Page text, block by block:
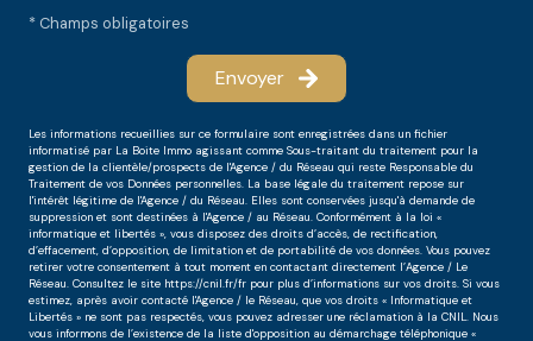
* Champs obligatoires
Envoyer
Les informations recueillies sur ce formulaire sont enregistrées dans un fichier
informatisé par La Boite Immo agissant comme Sous-traitant du traitement pour la
gestion de la clientèle/prospects de l'Agence / du Réseau qui reste Responsable du
Traitement de vos Données personnelles. La base légale du traitement repose sur
l'intérêt légitime de l'Agence / du Réseau. Elles sont conservées jusqu'à demande de
suppression et sont destinées à l'Agence / au Réseau. Conformément à la loi «
informatique et libertés », vous disposez des droits d’accès, de rectification,
d’effacement, d’opposition, de limitation et de portabilité de vos données. Vous pouvez
retirer votre consentement à tout moment en contactant directement l’Agence / Le
Réseau. Consultez le site https://cnil.fr/fr pour plus d’informations sur vos droits. Si vous
estimez, après avoir contacté l'Agence / le Réseau, que vos droits « Informatique et
Libertés » ne sont pas respectés, vous pouvez adresser une réclamation à la CNIL. Nous
vous informons de l’existence de la liste d'opposition au démarchage téléphonique «